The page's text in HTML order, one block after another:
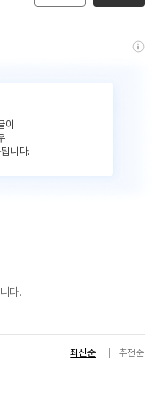
이
니다.
다.
최신순 추천순